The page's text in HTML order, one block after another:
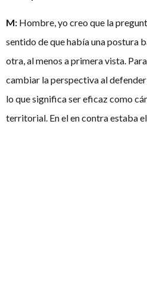
M: Hombre, yo creo que la
sentido de que había una postura
otra, al menos a primera vista.
cambiar la perspectiva al
lo que significa ser eficaz como
territorial. En el en contra estaba